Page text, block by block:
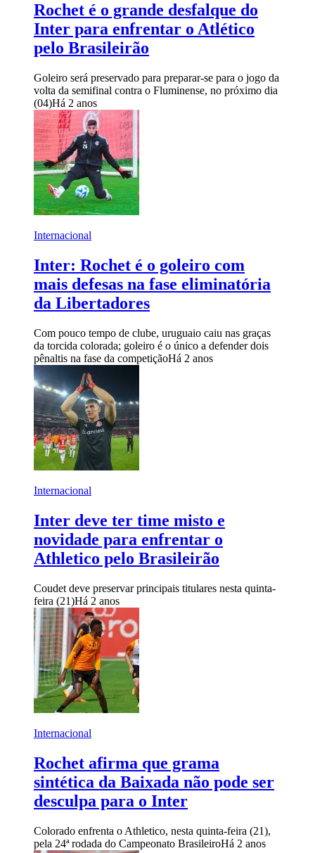
Rochet é o grande desfalque do
Inter para enfrentar o Atlético
pelo Brasileirão
Goleiro será preservado para preparar-se para o jogo da
volta da semifinal contra o Fluminense, no próximo dia
(04)Há 2 anos
Internacional
Inter: Rochet é o goleiro com
mais defesas na fase eliminatória
da Libertadores
Com pouco tempo de clube, uruguaio caiu nas graças
da torcida colorada; goleiro é o único a defender dois
pênaltis na fase da competiçãoHá 2 anos
Internacional
Inter deve ter time misto e
novidade para enfrentar o
Athletico pelo Brasileirão
Coudet deve preservar principais titulares nesta quinta-
feira (21)Há 2 anos
Internacional
Rochet afirma que grama
sintética da Baixada não pode ser
desculpa para o Inter
Colorado enfrenta o Athletico, nesta quinta-feira (21),
pela 24ª rodada do Campeonato BrasileiroHá 2 anos